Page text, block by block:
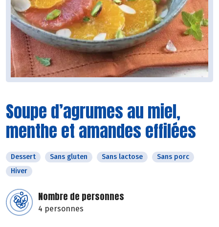
Soupe d’agrumes au miel,
menthe et amandes effilées
Dessert Sans gluten Sans lactose
Sans porc
Hiver
Nombre de personnes
4 personnes